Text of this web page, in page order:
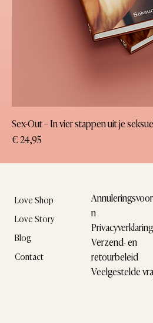
Sex-Out – In vier stappen uit je
Prijs
€ 24,95
Love Shop
Love Story
Blog
Contact
n
Privacyverklaring
Verzend- en
retourbeleid
Veelgestelde